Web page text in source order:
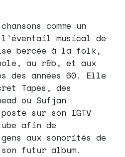
comme un
musical de
bercée à la folk,
au r&b, et aux
des années 60. Elle
Tapes, des
ou Sufjan
sur son IGTV
afin de
aux sonorités de
futur album.